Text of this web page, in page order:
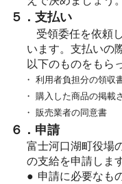
５．支払い
受領委任を依頼
います。支払いの
以下のものをもら
・ 利用者負担分の領収
・ 購入した商品の掲載
・ 販売業者の同意書
６．申請
富士河口湖町役場
の支給を申請します
● 申請に必要なも